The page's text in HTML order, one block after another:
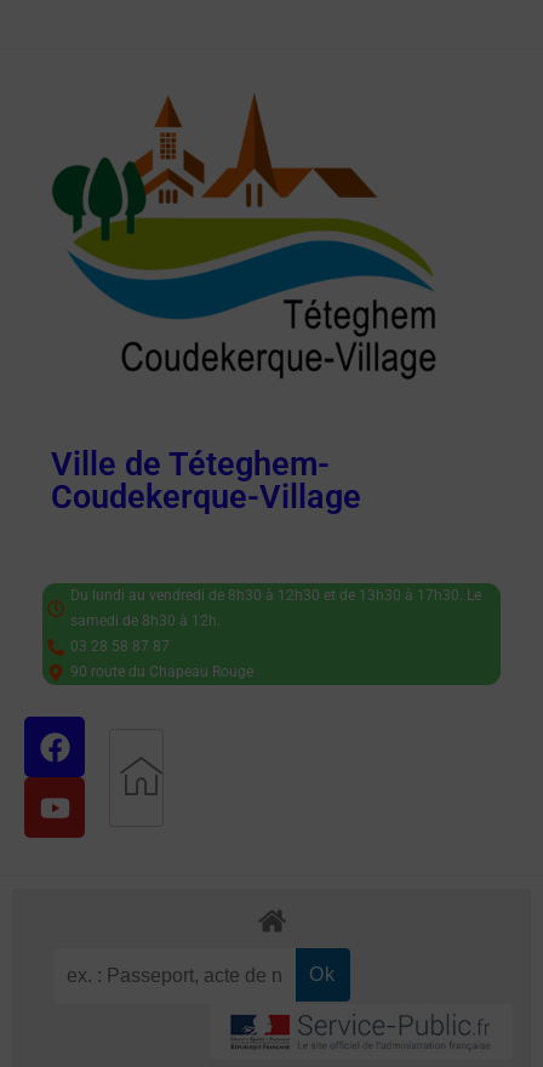
Ville de Téteghem-
Coudekerque-Village
Du lundi au vendredi de 8h30 à 12h30 et de 13h30 à 17h30. Le
samedi de 8h30 à 12h.
03 28 58 87 87
90 route du Chapeau Rouge